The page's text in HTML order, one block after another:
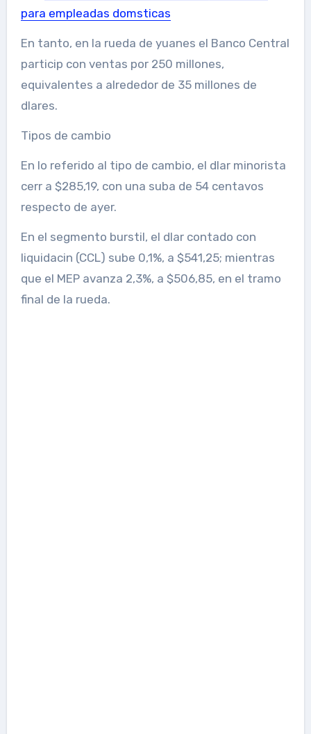
para empleadas domsticas
En tanto, en la rueda de yuanes el Banco Central
particip con ventas por 250 millones,
equivalentes a alrededor de 35 millones de
dlares.
Tipos de cambio
En lo referido al tipo de cambio, el dlar minorista
cerr a $285,19, con una suba de 54 centavos
respecto de ayer.
En el segmento burstil, el dlar contado con
liquidacin (CCL) sube 0,1%, a $541,25; mientras
que el MEP avanza 2,3%, a $506,85, en el tramo
final de la rueda.